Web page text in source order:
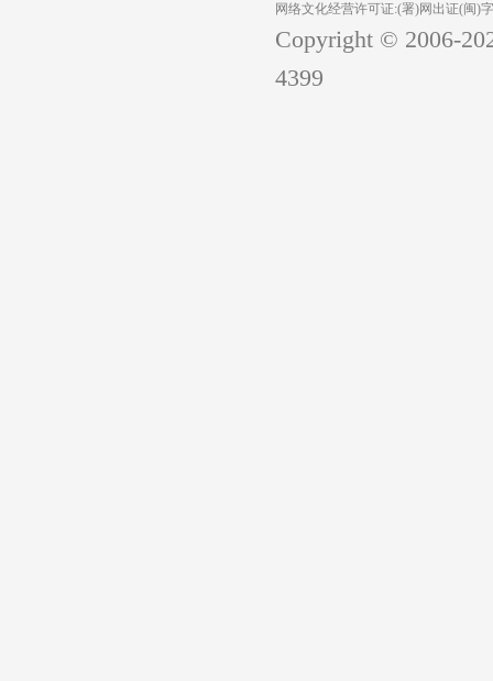
网络文化经营许可证:(署)网出证(闽)
Copyright © 2006-
4399